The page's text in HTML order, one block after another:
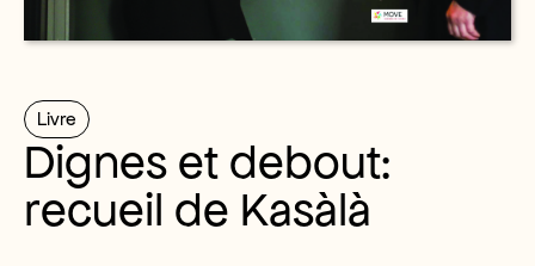
Livre
Dignes et debout:
recueil de Kasàlà